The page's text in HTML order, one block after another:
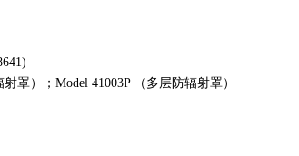
罩）；Model 41003P （多层防辐射罩）